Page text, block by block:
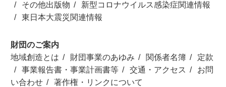
その他出版物
新型コロナウイルス感染症関連情報
東日本大震災関連情報
財団のご案内
地域創造とは
財団事業のあゆみ 関係者名簿
定款
事業報告書・事業計画書等
交通・アクセス
お問
い合わせ
著作権・リンクについて